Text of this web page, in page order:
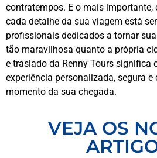
contratempos. E o mais importante,
cada detalhe da sua viagem está
profissionais dedicados a tornar
tão maravilhosa quanto a própria
e traslado da Renny Tours significa
experiência personalizada, segura
momento da sua chegada.
VEJA OS